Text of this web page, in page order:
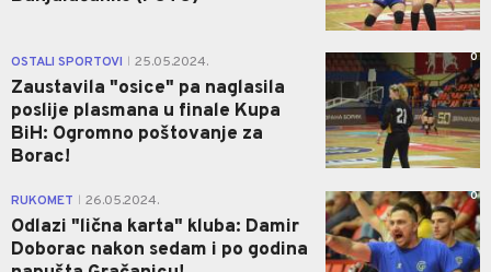
OSTALI SPORTOVI 25.05.2024.
Zaustavila "osice" pa naglasila
poslije plasmana u finale Kupa
BiH: Ogromno poštovanje za
Borac!
0
RUKOMET 26.05.2024.
Odlazi "lična karta" kluba: Damir
Doborac nakon sedam i po godina
0